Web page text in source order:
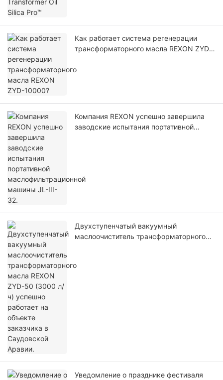
Как работает система регенерации
трансформаторного масла REXON ZYD-
Компания REXON успешно завершила
заводские испытания портативной
Двухступенчатый вакуумный
маслоочиститель трансформаторного
в Саудовской Аравии.
Уведомление о празднике фестиваля